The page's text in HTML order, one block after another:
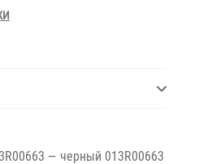
— черный 013R00663